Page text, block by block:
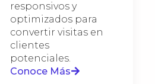
responsivos y
optimizados para
convertir visitas en
clientes
potenciales.
Conoce Más